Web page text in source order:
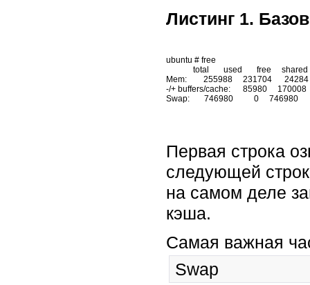
Листинг 1.
ubuntu # free
Mem:        255988     231704
-/+ buffers/cache:      85980     170008
Первая строка
следующей
на самом деле
кэша.
Самая важная
Swap